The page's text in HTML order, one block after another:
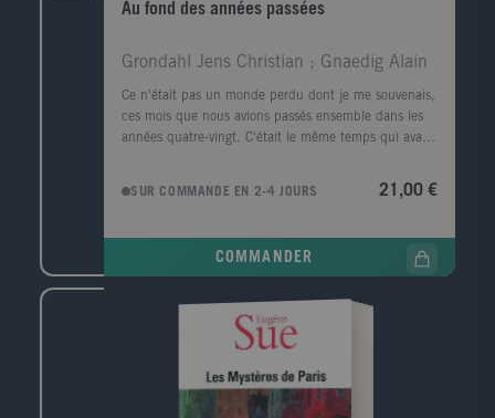
Au fond des années passées
Grondahl Jens Christian ; Gnaedig Alain
Ce n'était pas un monde perdu dont je me souvenais,
ces mois que nous avions passés ensemble dans les
années quatre-vingt. C'était le même temps qui avait
Le diagnostic de maladie de Parkinson a d'abord été
amour de jeunesse, une femme libre qu'il a tant
ce diagnostic, et elle l'entraîne dans le drame de sa
propre vie, une histoire emblématique de notre
temps, remplie d'abus de pouvoir et de trahisons.
Jens Christian Grøndahl écrit une partition subtile où
au milieu des souvenirs sont exposées les
problématiques les plus actuelles - qui vont de la
SUR COMMANDE EN 2-4 JOURS 21,00 €
COMMANDER